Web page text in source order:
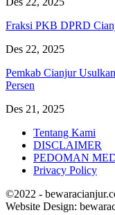
Fraksi PKB DPRD
Des 22, 2025
Pemkab Cianjur
Persen
Des 21, 2025
Tentang Kami
DISCLAIMER
PEDOMAN
Privacy Policy
©2022 -
Website Design: